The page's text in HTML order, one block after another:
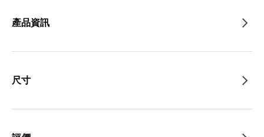
產品資訊
尺寸